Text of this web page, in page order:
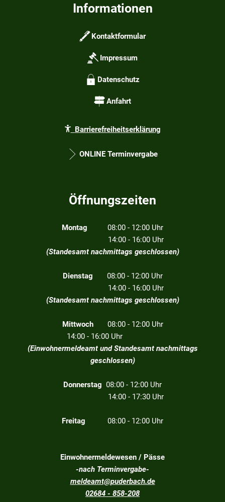
Informationen
Kontaktformular
Impressum
Datenschutz
Anfahrt
Barrierefreiheitserklärung
ONLINE Terminvergabe
Öffnungszeiten
Montag 08:00 - 12:00 Uhr
14:00 - 16:00 Uhr
(Standesamt nachmittags geschlossen)
Dienstag 08:00 - 12:00 Uhr
14:00 - 16:00 Uhr
(Standesamt nachmittags geschlossen)
Mittwoch 08:00 - 12:00 Uhr
14:00 - 16:00 Uhr
(Einwohnermeldeamt und Standesamt nachmittags
geschlossen)
Donnerstag 08:00 - 12:00 Uhr
14:00 - 17:30 Uhr
Freitag 08:00 - 12:00 Uhr
Einwohnermeldewesen / Pässe
-nach Terminvergabe-
meldeamt@puderbach.de
02684 - 858-208